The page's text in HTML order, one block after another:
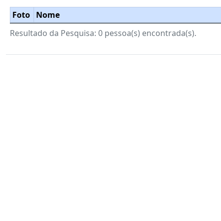
Foto Nome
Resultado da Pesquisa: 0 pessoa(s) encontrada(s).